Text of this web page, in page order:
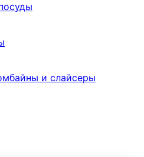
и слайсеры